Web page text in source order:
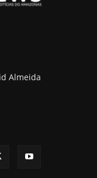
Almeida